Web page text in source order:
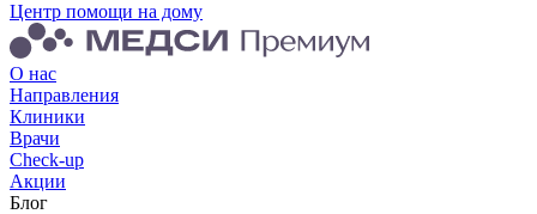
Центр помощи на дому
О нас
Направления
Клиники
Врачи
Check-up
Акции
Блог